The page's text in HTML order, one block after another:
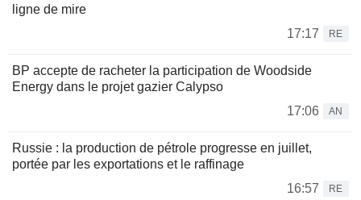
ligne de mire
17:17
RE
BP accepte de racheter la participation de Woodside
Energy dans le projet gazier Calypso
17:06
AN
Russie : la production de pétrole progresse en juillet,
portée par les exportations et le raffinage
16:57
RE